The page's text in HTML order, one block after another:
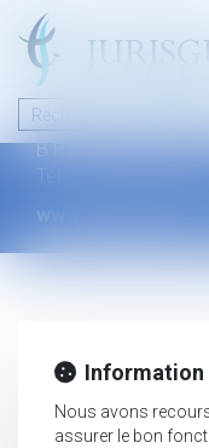
46 avenue de la
B.P.315 - 97327
Tel : +594 594 29 45
Information
Nous avons
assurer le bon